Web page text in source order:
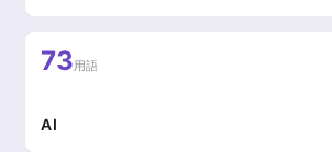
73用語
AI